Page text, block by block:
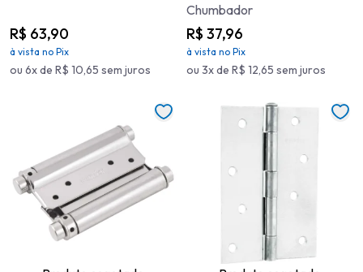
R$ 63,90
à vista no Pix
ou 6x de R$ 10,65 sem juros
Chumbador
R$ 37,96
à vista no Pix
ou 3x de R$ 12,65 sem juros